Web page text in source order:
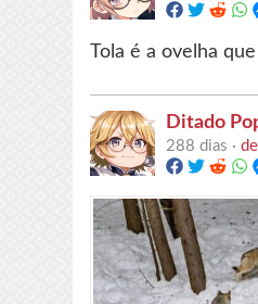
Tola é a ovelha
Ditado
288 dias ·